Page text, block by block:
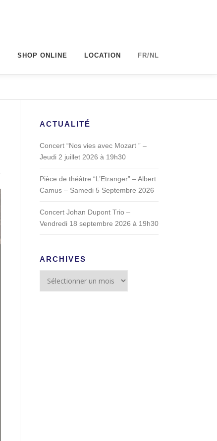
SHOP ONLINE LOCATION FR/NL
ACTUALITÉ
Concert “Nos vies avec Mozart ” –
Jeudi 2 juillet 2026 à 19h30
Pièce de théâtre “L’Etranger” – Albert
Camus – Samedi 5 Septembre 2026
Concert Johan Dupont Trio –
Vendredi 18 septembre 2026 à 19h30
ARCHIVES